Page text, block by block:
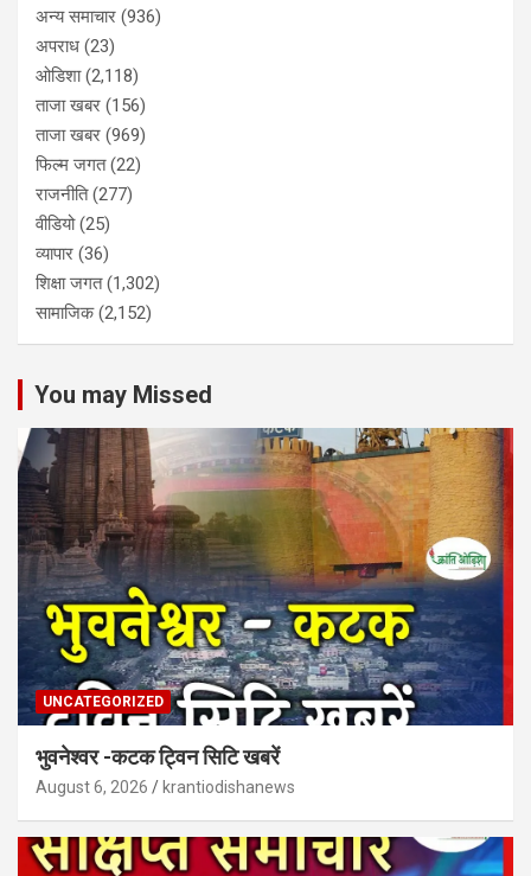
अन्य समाचार (936)
अपराध (23)
ओडिशा(2,118)
ताजा खबर (156)
ताजा खबर (969)
फिल्म जगत(22)
राजनीति(277)
वीडियो(25)
व्यापार (36)
शिक्षा जगत(1,302)
सामाजिक(2,152)
You may Missed
UNCATEGORIZED
भुवनेश्वर -कटक ट्विन सिटि खबरें
August 6, 2026 krantiodishanews